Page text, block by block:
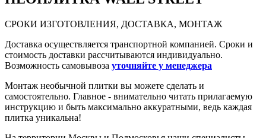
СРОКИ ИЗГОТОВЛЕНИЯ, ДОСТАВКА, МОНТАЖ
Доставка осуществляется транспортной компанией. Сроки и
стоимость доставки рассчитываются индивидуально.
Возможность самовывоза уточняйте у менеджера
Монтаж необычной плитки вы можете сделать и
самостоятельно. Главное - внимательно читать прилагаемую
инструкцию и быть максимально аккуратными, ведь каждая
плитка уникальна!